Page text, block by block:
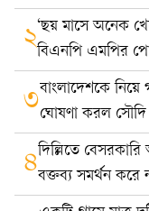
২‘ছয় মাসে অনেক
বিএনপি এমপির
৩বাংলাদেশকে নিয়ে
ঘোষণা করল সৌদি
৪দিল্লিতে
বক্তব্য সমর্থন